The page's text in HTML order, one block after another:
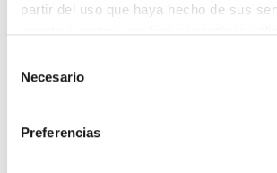
partir del uso que haya hecho de sus
Necesario
Preferencias